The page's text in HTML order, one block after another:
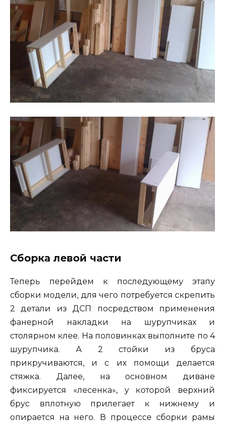
Сборка левой части
Теперь перейдем к последующему этапу
сборки модели, для чего потребуется скрепить
2 детали из ДСП посредством применения
фанерной накладки на шурупчиках и
столярном клее. На половинках выполните по 4
шурупчика. А 2 стойки из бруса
прикручиваются, и с их помощи делается
стяжка. Далее, на основном диване
фиксируется «лесенка», у которой верхний
брус вплотную прилегает к нижнему и
опирается на него. В процессе сборки рамы